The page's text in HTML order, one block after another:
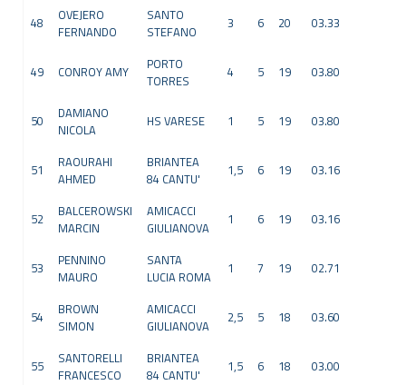
48
OVEJERO
FERNANDO
SANTO
STEFANO
3 6 20 03.33
49 CONROY AMY
PORTO
TORRES
4 5 19 03.80
50
DAMIANO
NICOLA
HS VARESE 1 5 19 03.80
51
RAOURAHI
AHMED
BRIANTEA
84 CANTU'
1,5 6 19 03.16
52
BALCEROWSKI
MARCIN
AMICACCI
GIULIANOVA
1 6 19 03.16
53
PENNINO
MAURO
SANTA
LUCIA ROMA
1 7 19 02.71
54
BROWN
SIMON
AMICACCI
GIULIANOVA
2,5 5 18 03.60
55
SANTORELLI
FRANCESCO
BRIANTEA
84 CANTU'
1,5 6 18 03.00